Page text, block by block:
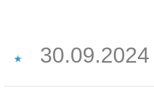
30.09.2024